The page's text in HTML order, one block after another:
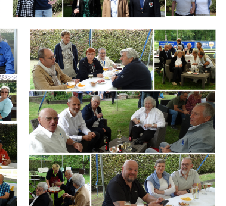
Branding
ARMCHAIR